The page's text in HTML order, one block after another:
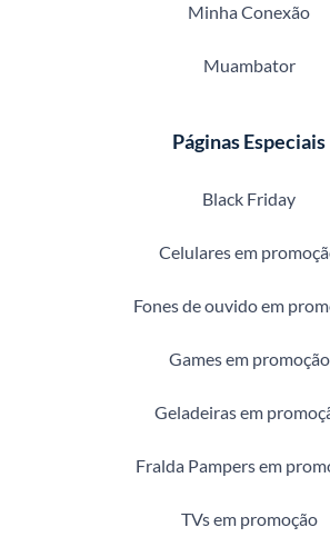
Minha Conexão
Muambator
Páginas Especiais
Black Friday
Celulares em
Fones de ouvido em
Games em promoção
Geladeiras em
Fralda Pampers em
TVs em promoção